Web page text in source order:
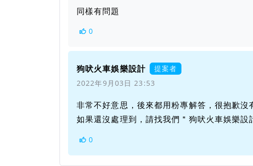
同樣有問題
0
狗吠火車娛樂設計
提案者
2022年9月03日 23:53
非常不好意思，後來都用粉專解答，很抱歉沒
如果還沒處理到，請找我們＂狗吠火車娛樂設
0